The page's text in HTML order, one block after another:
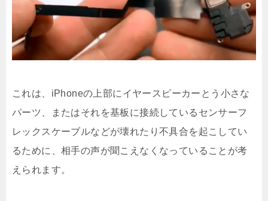
これは、iPhoneの上部にイヤースピーカーとう小さな
パーツ、またはそれを基板に接続しているセンサーフ
レックスケーブルなどが壊れたり不具合を起こしてい
るために、相手の声が聞こえなくなっていることが考
えられます。